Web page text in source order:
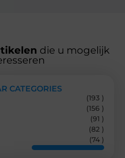
die u mogelijk
CATEGORIES
(193 )
(156 )
(91 )
(82 )
(74 )